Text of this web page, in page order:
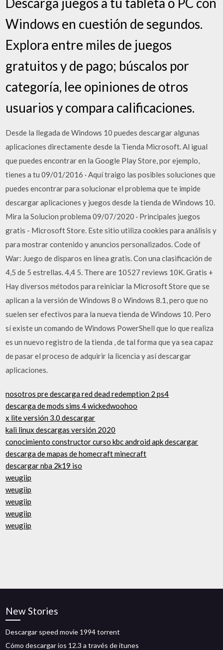
Windows en cuestión de segundos.
Explora entre miles de juegos
gratuitos y de pago; búscalos por
categoría, lee opiniones de otros
usuarios y compara calificaciones.
Desde la llegada de Windows 10 puedes descargar algunas
aplicaciones directamente desde la Tienda Microsoft. Al igual
que puedes encontrar en la Google Play Store, por ejemplo,
tienes a tu 09/01/2016 · Aquí traigo las posibles soluciones que
puedes encontrar para solucionar el problema que te impide
descargar aplicaciones y juegos desde la tienda de Windows 10.
Mira la Solucion problema 09/07/2020 · Principales juegos
gratis - Microsoft Store. Este sitio utiliza cookies para análisis y
para mostrar contenido y anuncios personalizados. Code of
War: Juego de disparos en línea gratis. Con una clasificación de
4,5 de 5 estrellas. 4,4 5. There are 10527 reviews 10K. Gratis +
Hay diversos métodos para reiniciar la Microsoft Store que se
aplican a la versión de Windows 8 o Windows 8.1, pero que no
suelen ser efectivos para la nueva tienda de Windows 10. Pero
sí existe un comando de Windows PowerShell que lo que realiza
es un nuevo registro de la tienda , de tal forma que ya sea capaz
de pasar el proceso de adquirir la licencia y así descargar
aplicaciones.
nosotros pre descarga red dead redemption 2 ps4
descarga de mods sims 4 wickedwoohoo
x lite versión 3.0 descargar
kali linux descargas versión 2020
conocimiento constructor curso kbc android apk descargar
descarga de mapas de homecraft minecraft
descargar nba 2k19 iso
weugiip
weugiip
weugiip
weugiip
weugiip
New Stories
Descargar speed movie 1994 torrent
Cómo descargar ios 12.3 a través de itunes